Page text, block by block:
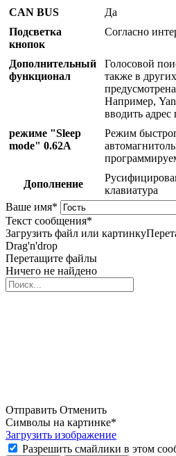
CAN BUS
Да
Подсветка
кнопок
Согласно
Дополнительный
функционал
Голосовой
также в
Например,
вводить адрес
режиме "Sleep
mode" 0.62A
Режим
Дополнение
клавиатура
Ваше имя*
Текст сообщения*
Загрузить файл или картинку
Drag'n'drop
Перетащите файлы
Ничего не найдено
Отправить Отменить
Символы на картинке*
Загрузить изображение
Разрешить смайлики в этом